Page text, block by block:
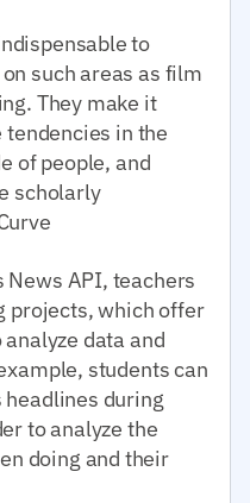
to
such areas as film
They make it
in the
of people, and
scholarly
News API, teachers
projects, which offer
data and
students can
headlines during
to analyze the
doing and their